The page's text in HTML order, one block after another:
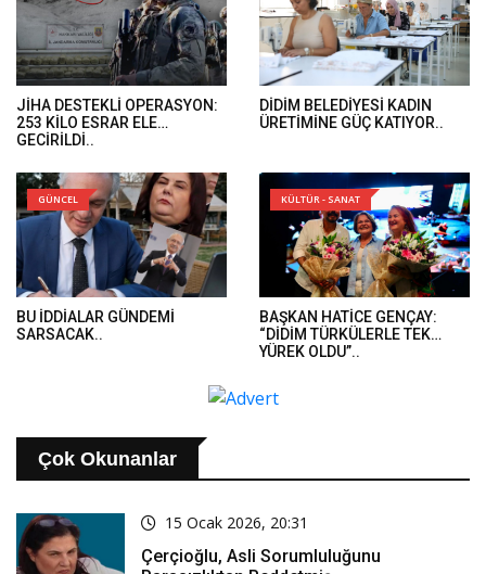
JİHA DESTEKLİ OPERASYON:
253 KİLO ESRAR ELE
GEÇİRİLDİ..
DİDİM BELEDİYESİ KADIN
ÜRETİMİNE GÜÇ KATIYOR..
GÜNCEL
BU İDDİALAR GÜNDEMİ
SARSACAK..
KÜLTÜR - SANAT
BAŞKAN HATİCE GENÇAY:
“DİDİM TÜRKÜLERLE TEK
YÜREK OLDU”..
Çok Okunanlar
15 Ocak 2026, 20:31
Çerçioğlu, Asli Sorumluluğunu